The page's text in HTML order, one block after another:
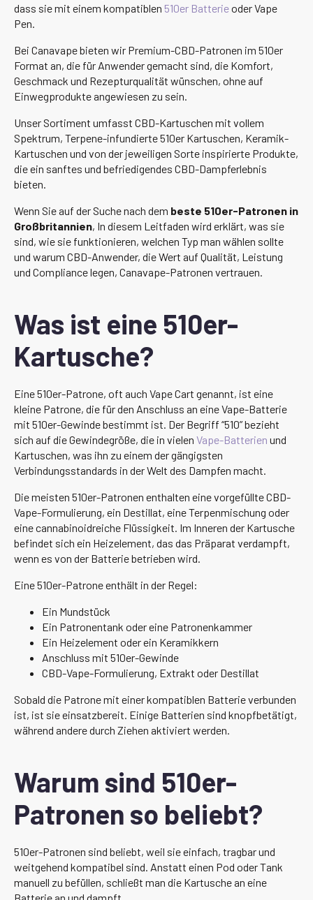
dass sie mit einem kompatiblen 510er Batterieoder Vape
Pen.
Bei Canavape bieten wir Premium-CBD-Patronen im 510er
Format an, die für Anwender gemacht sind, die Komfort,
Geschmack und Rezepturqualität wünschen, ohne auf
Einwegprodukte angewiesen zu sein.
Unser Sortiment umfasst CBD-Kartuschen mit vollem
Spektrum, Terpene-infundierte 510er Kartuschen, Keramik-
Kartuschen und von der jeweiligen Sorte inspirierte Produkte,
die ein sanftes und befriedigendes CBD-Dampferlebnis
bieten.
Wenn Sie auf der Suche nach dem beste 510er-Patronen in
Großbritannien, In diesem Leitfaden wird erklärt, was sie
sind, wie sie funktionieren, welchen Typ man wählen sollte
und warum CBD-Anwender, die Wert auf Qualität, Leistung
und Compliance legen, Canavape-Patronen vertrauen.
Was ist eine 510er-
Kartusche?
Eine 510er-Patrone, oft auch Vape Cart genannt, ist eine
kleine Patrone, die für den Anschluss an eine Vape-Batterie
mit 510er-Gewinde bestimmt ist. Der Begriff “510” bezieht
sich auf die Gewindegröße, die in vielen Vape-Batterien und
Kartuschen, was ihn zu einem der gängigsten
Verbindungsstandards in der Welt des Dampfen macht.
Die meisten 510er-Patronen enthalten eine vorgefüllte CBD-
Vape-Formulierung, ein Destillat, eine Terpenmischung oder
eine cannabinoidreiche Flüssigkeit. Im Inneren der Kartusche
befindet sich ein Heizelement, das das Präparat verdampft,
wenn es von der Batterie betrieben wird.
Eine 510er-Patrone enthält in der Regel:
Ein Mundstück
Ein Patronentank oder eine Patronenkammer
Ein Heizelement oder ein Keramikkern
Anschluss mit 510er-Gewinde
CBD-Vape-Formulierung, Extrakt oder Destillat
Sobald die Patrone mit einer kompatiblen Batterie verbunden
ist, ist sie einsatzbereit. Einige Batterien sind knopfbetätigt,
während andere durch Ziehen aktiviert werden.
Warum sind 510er-
Patronen so beliebt?
510er-Patronen sind beliebt, weil sie einfach, tragbar und
weitgehend kompatibel sind. Anstatt einen Pod oder Tank
manuell zu befüllen, schließt man die Kartusche an eine